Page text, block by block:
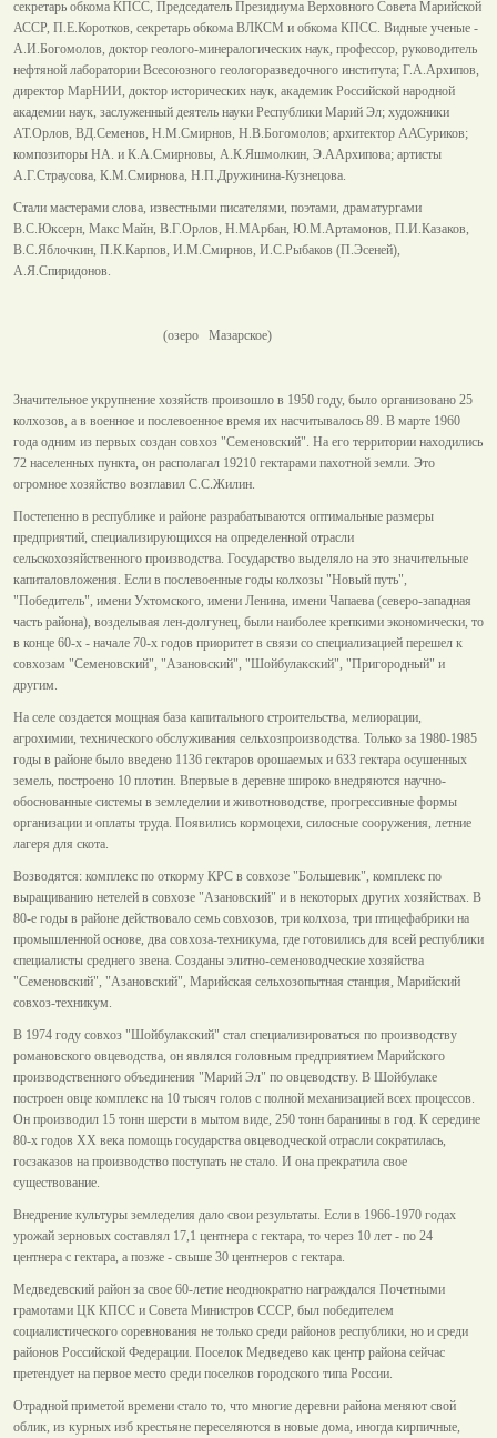
секретарь обкома КПСС, Председатель Президиума Верховного Совета Марийской
АССР, П.Е.Коротков, секретарь обкома ВЛКСМ и обкома КПСС. Видные ученые -
А.И.Богомолов, доктор геолого-минералогических наук, профессор, руководитель
нефтяной лаборатории Всесоюзного геологоразведочного института; Г.А.Архипов,
директор МарНИИ, доктор исторических наук, академик Российской народной
академии наук, заслуженный деятель науки Республики Марий Эл; художники
АТ.Орлов, ВД.Семенов, Н.М.Смирнов, Н.В.Богомолов; архитектор ААСуриков;
композиторы НА. и К.А.Смирновы, А.К.Яшмолкин, Э.ААрхипова; артисты
А.Г.Страусова, К.М.Смирнова, Н.П.Дружинина-Кузнецова.
Стали мастерами слова, известными писателями, поэтами, драматургами
В.С.Юксерн, Макс Майн, В.Г.Орлов, Н.МАрбан, Ю.М.Артамонов, П.И.Казаков,
В.С.Яблочкин, П.К.Карпов, И.М.Смирнов, И.С.Рыбаков (П.Эсеней),
А.Я.Спиридонов.
(озеро Мазарское)
Значительное укрупнение хозяйств произошло в 1950 году, было организовано 25
колхозов, а в военное и послевоенное время их насчитывалось 89. В марте 1960
года одним из первых создан совхоз "Семеновский". На его территории находились
72 населенных пункта, он располагал 19210 гектарами пахотной земли. Это
огромное хозяйство возглавил С.С.Жилин.
Постепенно в республике и районе разрабатываются оптимальные размеры
предприятий, специализирующихся на определенной отрасли
сельскохозяйственного производства. Государство выделяло на это значительные
капиталовложения. Если в послевоенные годы колхозы "Новый путь",
"Победитель", имени Ухтомского, имени Ленина, имени Чапаева (северо-западная
часть района), возделывая лен-долгунец, были наиболее крепкими экономически, то
в конце 60-х - начале 70-х годов приоритет в связи со специализацией перешел к
совхозам "Семеновский", "Азановский", "Шойбулакский", "Пригородный" и
другим.
На селе создается мощная база капитального строительства, мелиорации,
агрохимии, технического обслуживания сельхозпроизводства. Только за 1980-1985
годы в районе было введено 1136 гектаров орошаемых и 633 гектара осушенных
земель, построено 10 плотин. Впервые в деревне широко внедряются научно-
обоснованные системы в земледелии и животноводстве, прогрессивные формы
организации и оплаты труда. Появились кормоцехи, силосные сооружения, летние
лагеря для скота.
Возводятся: комплекс по откорму КРС в совхозе "Большевик", комплекс по
выращиванию нетелей в совхозе "Азановский" и в некоторых других хозяйствах. В
80-е годы в районе действовало семь совхозов, три колхоза, три птицефабрики на
промышленной основе, два совхоза-техникума, где готовились для всей республики
специалисты среднего звена. Созданы элитно-семеноводческие хозяйства
"Семеновский", "Азановский", Марийская сельхозопытная станция, Марийский
совхоз-техникум.
В 1974 году совхоз "Шойбулакский" стал специализироваться по производству
романовского овцеводства, он являлся головным предприятием Марийского
производственного объединения "Марий Эл" по овцеводству. В Шойбулаке
построен овце комплекс на 10 тысяч голов с полной механизацией всех процессов.
Он производил 15 тонн шерсти в мытом виде, 250 тонн баранины в год. К середине
80-х годов XX века помощь государства овцеводческой отрасли сократилась,
госзаказов на производство поступать не стало. И она прекратила свое
существование.
Внедрение культуры земледелия дало свои результаты. Если в 1966-1970 годах
урожай зерновых составлял 17,1 центнера с гектара, то через 10 лет - по 24
центнера с гектара, а позже - свыше 30 центнеров с гектара.
Медведевский район за свое 60-летие неоднократно награждался Почетными
грамотами ЦК КПСС и Совета Министров СССР, был победителем
социалистического соревнования не только среди районов республики, но и среди
районов Российской Федерации. Поселок Медведево как центр района сейчас
претендует на первое место среди поселков городского типа России.
Отрадной приметой времени стало то, что многие деревни района меняют свой
облик, из курных изб крестьяне переселяются в новые дома, иногда кирпичные,